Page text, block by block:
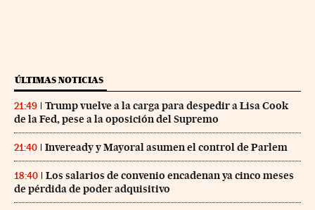
ÚLTIMAS NOTICIAS
21:49
Trump vuelve a la carga para despedir a Lisa Cook
de la Fed, pese a la oposición del Supremo
21:40 Inveready y Mayoral asumen el control de Parlem
18:40
Los salarios de convenio encadenan ya cinco meses
de pérdida de poder adquisitivo